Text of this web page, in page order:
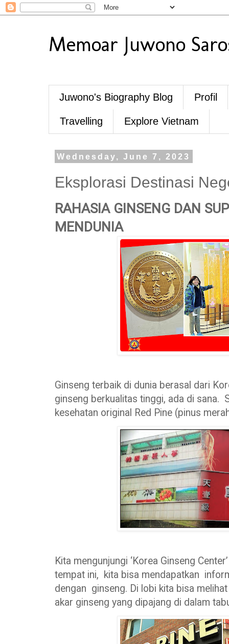
Memoar Juwono
Juwono's Biography Blog Profil
Travelling Explore Vietnam
Wednesday, June 7, 2023
Eksplorasi Destinasi
RAHASIA GINSENG DAN
MENDUNIA
Ginseng terbaik di dunia berasal dari
ginseng berkualitas tinggi, ada di sana.
kesehatan original Red Pine (pinus
Kita mengunjungi ‘Korea Ginseng
tempat ini, kita bisa mendapatkan
dengan ginseng. Di lobi kita bisa
akar ginseng yang dipajang di dalam